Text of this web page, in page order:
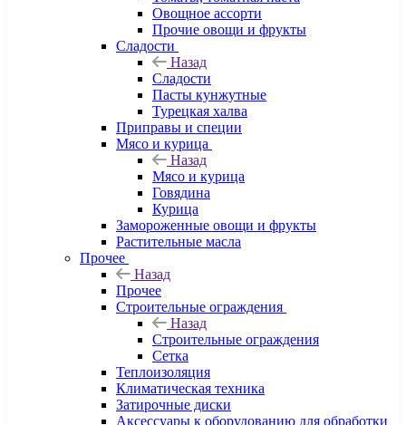
Овощное ассорти
Прочие овощи и фрукты
Сладости
Назад
Сладости
Пасты кунжутные
Турецкая халва
Приправы и специи
Мясо и курица
Назад
Мясо и курица
Говядина
Курица
Замороженные овощи и фрукты
Растительные масла
Прочее
Назад
Прочее
Строительные ограждения
Назад
Строительные ограждения
Сетка
Теплоизоляция
Климатическая техника
Затирочные диски
Аксессуары к оборудованию для обработки